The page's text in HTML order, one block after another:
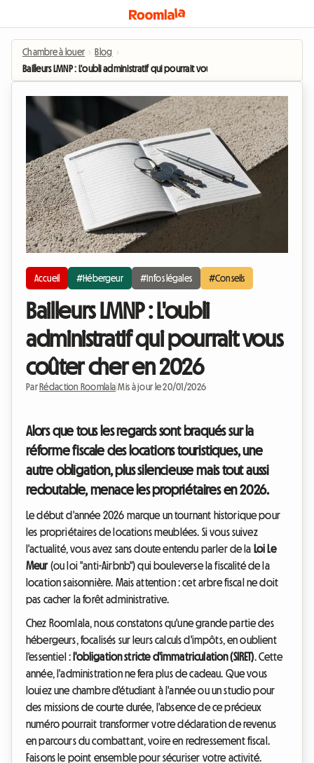
Chambre à louer › Blog ›
Bailleurs LMNP : L'oubli administratif qui pourrait vous coûter cher en 2026
Accueil #Hébergeur #Infos légales #Conseils
Bailleurs LMNP : L'oubli
administratif qui pourrait vous
coûter cher en 2026
Par Rédaction Roomlala |Mis à jour le 20/01/2026
Alors que tous les regards sont braqués sur la
réforme fiscale des locations touristiques, une
autre obligation, plus silencieuse mais tout aussi
redoutable, menace les propriétaires en 2026.
Le début d'année 2026 marque un tournant historique pour
les propriétaires de locations meublées. Si vous suivez
l'actualité, vous avez sans doute entendu parler de la Loi Le
Meur(ou loi "anti-Airbnb") qui bouleverse la fiscalité de la
location saisonnière. Mais attention : cet arbre fiscal ne doit
pas cacher la forêt administrative.
Chez Roomlala, nous constatons qu'une grande partie des
hébergeurs, focalisés sur leurs calculs d'impôts, en oublient
l'essentiel : l'obligation stricte d'immatriculation (SIRET). Cette
année, l'administration ne fera plus de cadeau. Que vous
louiez une chambre d'étudiant à l'année ou un studio pour
des missions de courte durée, l'absence de ce précieux
numéro pourrait transformer votre déclaration de revenus
en parcours du combattant, voire en redressement fiscal.
Faisons le point ensemble pour sécuriser votre activité.